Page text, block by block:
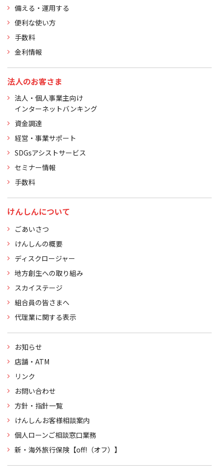
備える・運用する
便利な使い方
手数料
金利情報
法人のお客さま
法人・個人事業主向け
インターネットバンキング
資金調達
経営・事業サポート
SDGsアシストサービス
セミナー情報
手数料
けんしんについて
ごあいさつ
けんしんの概要
ディスクロージャー
地方創生への取り組み
スカイステージ
組合員の皆さまへ
代理業に関する表示
お知らせ
店舗・ATM
リンク
お問い合わせ
方針・指針一覧
けんしんお客様相談案内
個人ローンご相談窓口業務
新・海外旅行保険【off!（オフ）】